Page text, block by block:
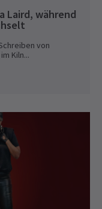
Laird, während
von
Kiln...